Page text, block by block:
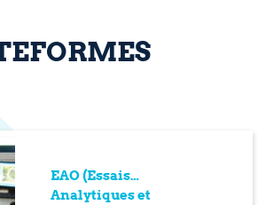
EAO (Essais
Analytiques et